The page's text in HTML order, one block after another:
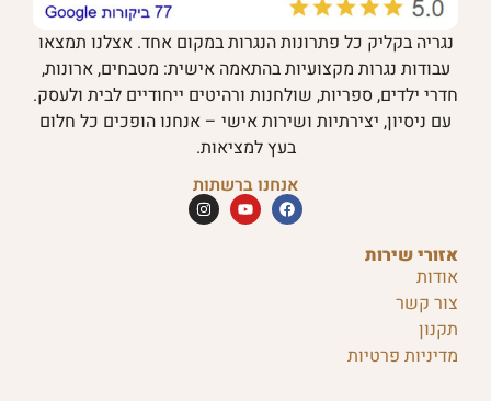
אזורי שירות
אודות
צור קשר
תקנון
מדיניות פרטיות
נגריה בקליק כל פתרונות הנגרות במקום אחד. אצלנו תמצאו
עבודות נגרות מקצועיות בהתאמה אישית: מטבחים, ארונות,
חדרי ילדים, ספריות, שולחנות ורהיטים ייחודיים לבית ולעסק.
עם ניסיון, יצירתיות ושירות אישי – אנחנו הופכים כל חלום
בעץ למציאות.
אנחנו ברשתות